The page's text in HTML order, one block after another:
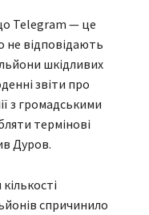
Telegram — це
не відповідають
шкідливих
звіти про
з громадськими
термінові
Дуров.
спричинило